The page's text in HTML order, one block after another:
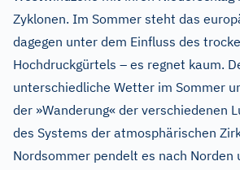
Zyklonen. Im Sommer steht das
dagegen unter dem Einfluss des
Hochdruckgürtels – es regnet kaum.
unterschiedliche Wetter im Sommer
der »Wanderung« der verschiedenen
des Systems der atmosphärischen
Nordsommer pendelt es nach Norden